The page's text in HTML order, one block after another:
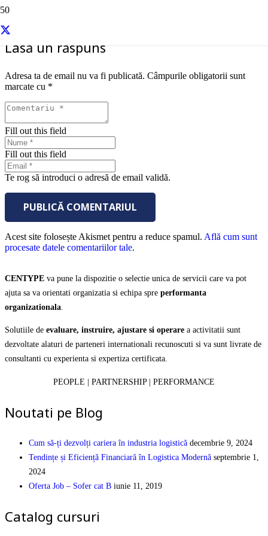
Lasă un răspuns
Adresa ta de email nu va fi publicată. Câmpurile obligatorii sunt
marcate cu *
Fill out this field
Fill out this field
Te rog să introduci o adresă de email validă.
PUBLICĂ COMENTARIUL
Acest site folosește Akismet pentru a reduce spamul. Află cum sunt
procesate datele comentariilor tale.
CENTYPE va pune la dispozitie o selectie unica de servicii care va pot
ajuta sa va orientati organizatia si echipa spre performanta
organizationala
Solutiile de evaluare, instruire, ajustare si operare a activitatii sunt
dezvoltate alaturi de parteneri internationali recunoscuti si va sunt livrate de
consultanti cu experienta si expertiza certificata.
PEOPLE | PARTNERSHIP | PERFORMANCE
Noutati pe Blog
Cum să-ți dezvolți cariera în industria logistică decembrie 9, 2024
Tendințe și Eficiență Financiară în Logistica Modernă septembrie 1,
2024
Oferta Job – Sofer cat B iunie 11, 2019
Catalog cursuri